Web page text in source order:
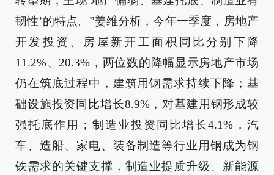
韧性’的特点。”姜维分析，今年一季度，房地产
开发投资、房屋新开工面积同比分别下降
11.2%、20.3%，两位数的降幅显示房地产市场
仍在筑底过程中，建筑用钢需求持续下降；基
础设施投资同比增长8.9%，对基建用钢形成较
强托底作用；制造业投资同比增长4.1%，汽
车、造船、家电、装备制造等行业用钢成为钢
铁需求的关键支撑，制造业提质升级、新能源